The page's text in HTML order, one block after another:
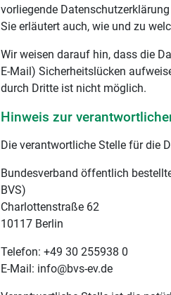
vorliegende
Sie erläutert auch, wie und zu
Wir weisen darauf hin, dass die
E-Mail) Sicherheitslücken
durch Dritte ist nicht möglich.
Hinweis zur
Die verantwortliche Stelle für die
Bundesverband öffentlich
BVS)
Charlottenstraße 62
10117 Berlin
Telefon: +49 30 255938 0
E-Mail: info@bvs-ev.de